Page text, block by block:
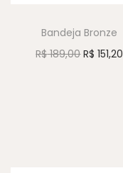
Bandeja Bronze
R$189,00 R$ 151,20